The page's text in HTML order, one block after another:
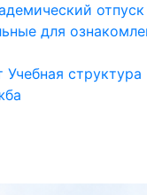
отпуск
для
Учебная структура